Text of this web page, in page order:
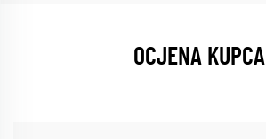
OCJENA KUPCA